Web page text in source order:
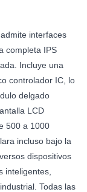
interfaces
completa IPS
Incluye una
controlador IC, lo
delgado
LCD
500 a 1000
incluso bajo la
dispositivos
inteligentes,
Todas las